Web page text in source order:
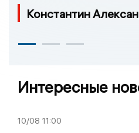
Константин
Интересные
10/08 11:00